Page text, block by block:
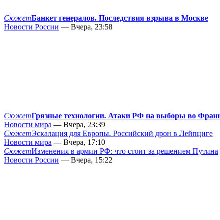
СюжетБанкет генералов. Последствия взрыва в Москве
Новости России — Вчера, 23:58
СюжетГрязные технологии. Атаки РФ на выборы во
Новости мира — Вчера, 23:39
СюжетЭскалация для Европы. Российский дрон в Лейпциге
Новости мира — Вчера, 17:10
СюжетИзменения в армии РФ: что стоит за решением Путина
Новости России — Вчера, 15:22